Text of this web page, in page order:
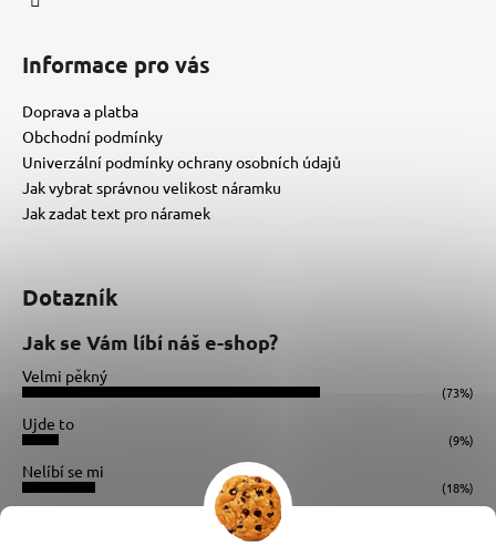
Informace pro vás
Doprava a platba
Obchodní podmínky
Univerzální podmínky ochrany osobních údajů
Jak vybrat správnou velikost náramku
Jak zadat text pro náramek
Dotazník
Jak se Vám líbí náš e-shop?
Velmi pěkný
(73%)
Ujde to
(9%)
Nelíbí se mi
(18%)